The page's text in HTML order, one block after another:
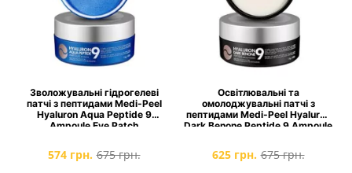
Зволожувальні гідрогелеві
патчі з пептидами Medi-Peel
Hyaluron Aqua Peptide 9
Ampoule Eye Patch
574 грн. 675 грн.
Освітлювальні та
омолоджувальні патчі з
пептидами Medi-Peel Hyaluron
Dark Benone Peptide 9 Ampoule
625 грн. 675 грн.